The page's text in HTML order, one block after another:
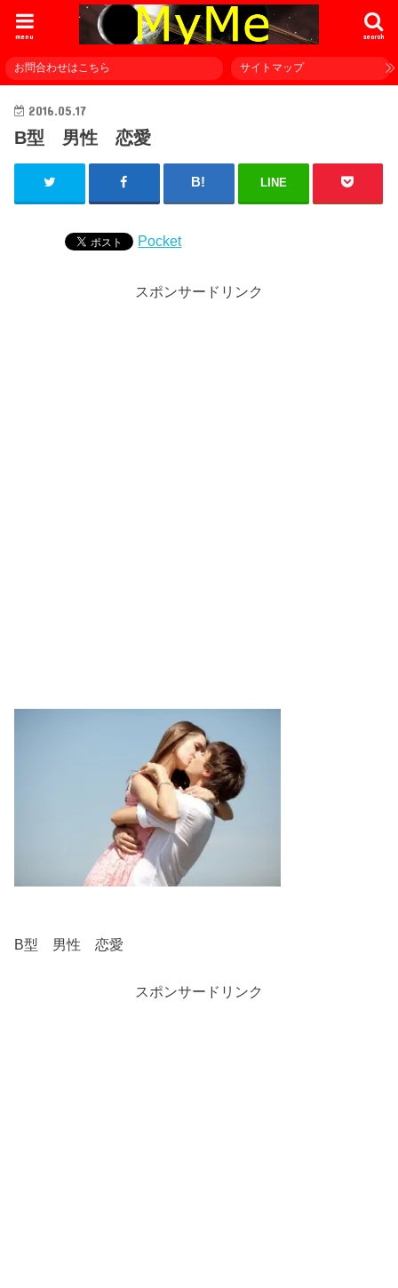
search
menu
お問合わせはこちら サイトマップ
2016.05.17
B型 男性 恋愛
LINE
Pocket
スポンサードリンク
B型 男性 恋愛
スポンサードリンク